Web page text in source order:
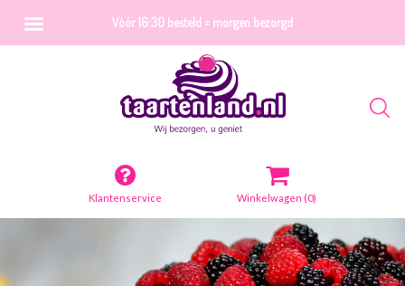
Klantenservice Winkelwagen (0)
Vóór 16:30 besteld = morgen bezorgd